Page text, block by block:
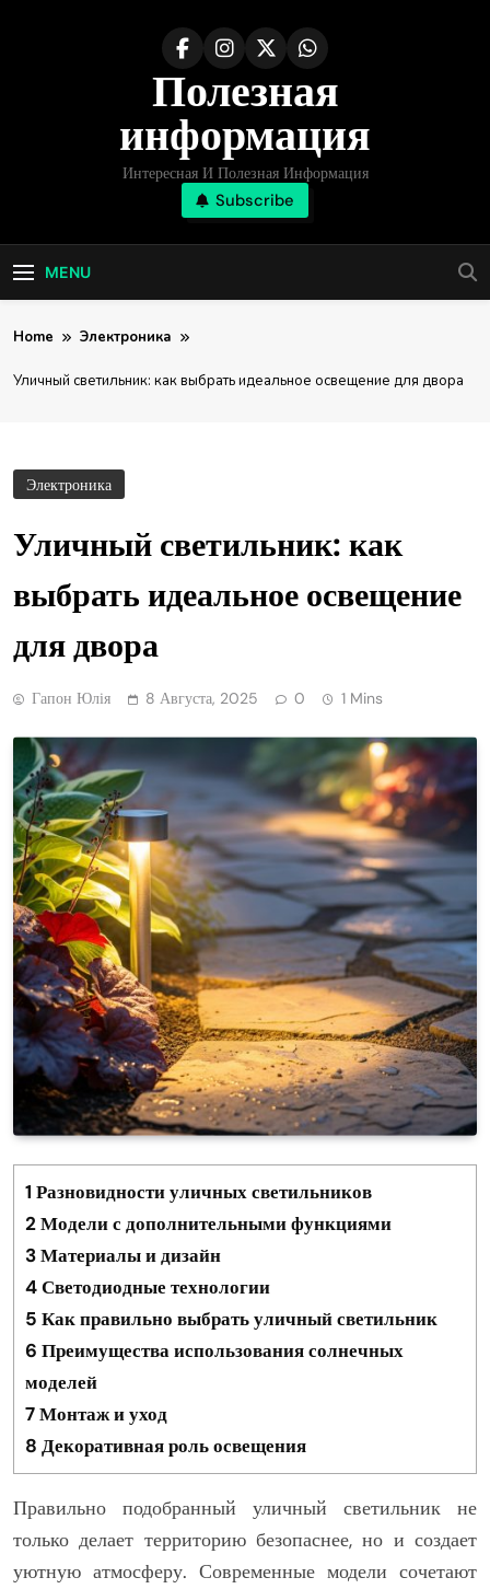
Полезная
информация
Интересная И Полезная Информация
Subscribe
MENU
Home Электроника
Уличный светильник: как выбрать идеальное освещение для двора
Электроника
Уличный светильник: как
выбрать идеальное освещение
для двора
Гапон Юлія 8 Августа, 2025 0 1 Mins
1 Разновидности уличных светильников
2Модели с дополнительными функциями
3Материалы и дизайн
4Светодиодные технологии
5 Как правильно выбрать уличный светильник
6 Преимущества использования солнечных
моделей
7Монтаж и уход
8 Декоративная роль освещения
Правильно подобранный уличный светильник не
только делает территорию безопаснее, но и создает
уютную атмосферу. Современные модели сочетают